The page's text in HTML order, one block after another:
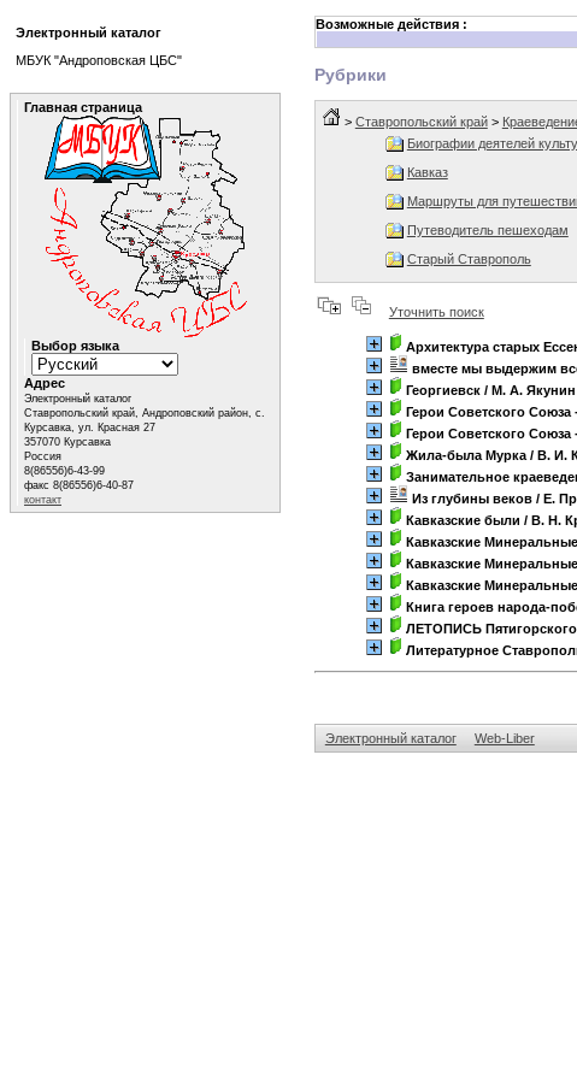
Возможные действия :
Рубрики
> Ставропольский край>
Биографии деятелей
Кавказ
Маршруты для
Путеводитель пешеходам
Старый Ставрополь
Уточнить поиск
Архитектура старых
вместе мы выдержим
Георгиевск/ М. А. Якунин
Герои Советского Союза
Герои Советского Союза
Жила-была Мурка/ В. И.
Занимательное
Из глубины веков/ Е.
Кавказские были / В. Н.
Кавказские
Кавказские
Кавказские
Книга героев народа-
ЛЕТОПИСЬ Пятигорского
Литературное
Электронный каталог Web-Liber
Электронный каталог
МБУК "Андроповская ЦБС"
Главная страница
Выбор языка
Адрес
Электронный каталог
Ставропольский край, Андроповский район, с.
Курсавка, ул. Красная 27
357070 Курсавка
Россия
8(86556)6-43-99
факс 8(86556)6-40-87
контакт